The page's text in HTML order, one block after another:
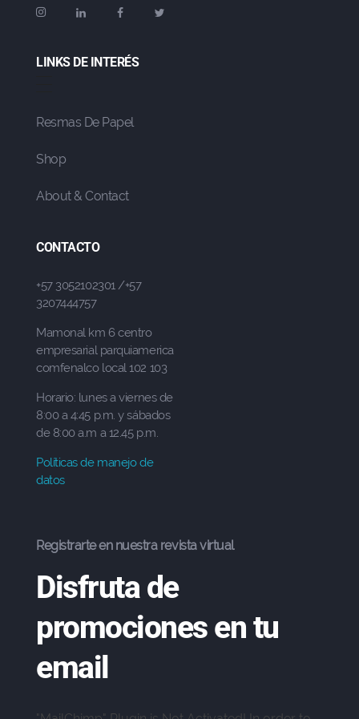
LINKS DE INTERÉS
Resmas De Papel
Shop
About & Contact
CONTACTO
+57 3052102301 /+57
3207444757
Mamonal km 6 centro
empresarial parquiamerica
comfenalco local 102 103
Horario: lunes a viernes de
8:00 a 4:45 p.m. y sábados
de 8:00 a.m a 12.45 p.m.
Políticas de manejo de
datos
Registrarte en nuestra revista virtual
Disfruta de
promociones en tu
email